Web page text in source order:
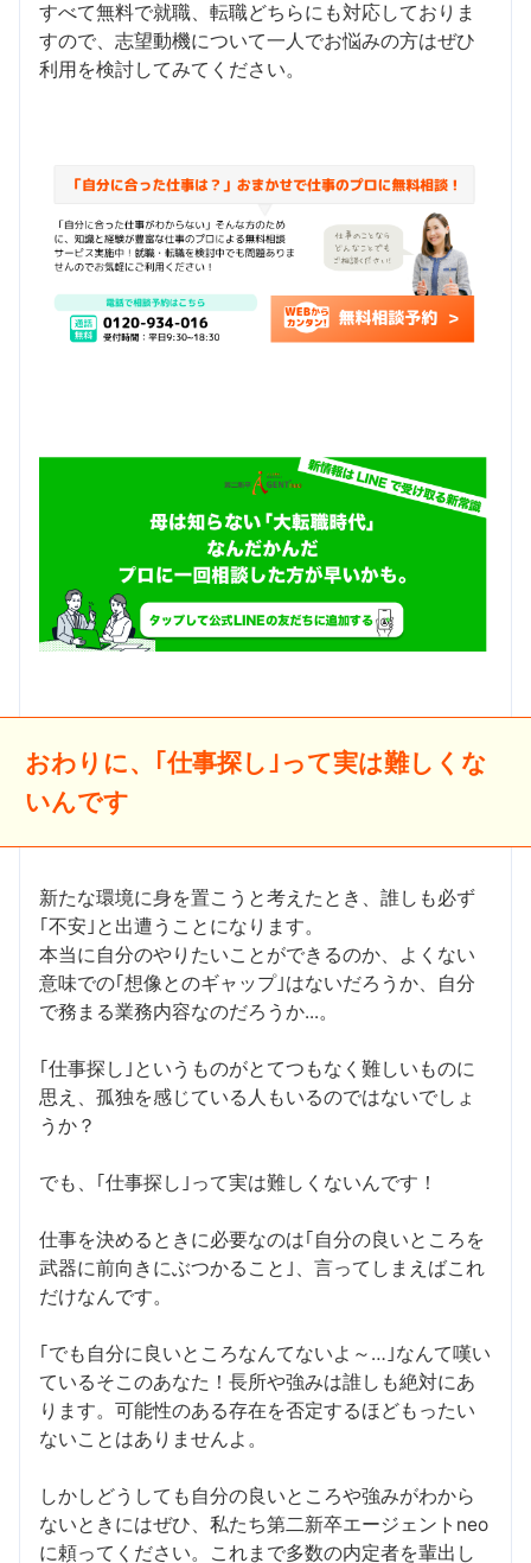
すべて無料で就職、転職どちらにも対応しておりま
すので、志望動機について一人でお悩みの方はぜひ
利用を検討してみてください。
おわりに、｢仕事探し｣って実は難しくな
いんです
新たな環境に身を置こうと考えたとき、誰しも必ず
｢不安｣と出遭うことになります。
本当に自分のやりたいことができるのか、よくない
意味での｢想像とのギャップ｣はないだろうか、自分
で務まる業務内容なのだろうか...。
｢仕事探し｣というものがとてつもなく難しいものに
思え、孤独を感じている人もいるのではないでしょ
うか？
でも、｢仕事探し｣って実は難しくないんです！
仕事を決めるときに必要なのは｢自分の良いところを
武器に前向きにぶつかること｣、言ってしまえばこれ
だけなんです。
｢でも自分に良いところなんてないよ～…｣なんて嘆い
ているそこのあなた！長所や強みは誰しも絶対にあ
ります。可能性のある存在を否定するほどもったい
ないことはありませんよ。
しかしどうしても自分の良いところや強みがわから
ないときにはぜひ、私たち第二新卒エージェントneo
に頼ってください。これまで多数の内定者を輩出し